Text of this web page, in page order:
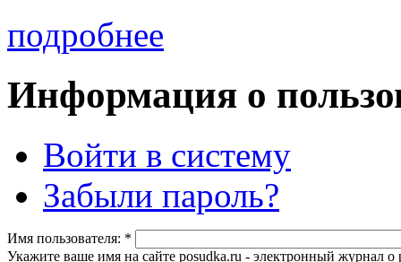
подробнее
Информация о
Войти в систему
Забыли пароль?
Имя пользователя: *
Укажите ваше имя на сайте posudka.ru - электронный журнал